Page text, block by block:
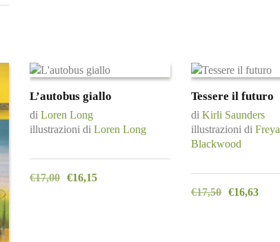
L’autobus giallo
di Loren Long
illustrazioni di Loren Long
€17,00 €16,15
Tessere il futuro
di Kirli Saunders
illustrazioni di Freya
Blackwood
€17,50 €16,63